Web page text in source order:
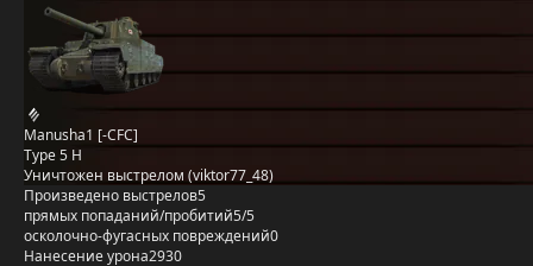
Manusha1 [-CFC]
Type 5 H
Уничтожен выстрелом (viktor77_48)
Произведено выстрелов5
прямых попаданий/пробитий5/5
осколочно-фугасных повреждений0
Нанесение урона2930